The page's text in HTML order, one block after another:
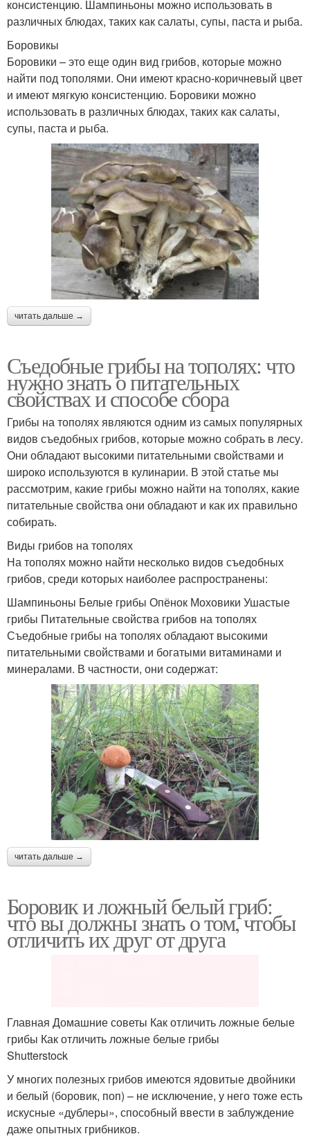
консистенцию. Шампиньоны можно использовать в
различных блюдах, таких как салаты, супы, паста и рыба.
Боровикы
Боровики – это еще один вид грибов, которые можно
найти под тополями. Они имеют красно-коричневый цвет
и имеют мягкую консистенцию. Боровики можно
использовать в различных блюдах, таких как салаты,
супы, паста и рыба.
читать дальше →
Съедобные грибы на тополях: что
нужно знать о питательных
свойствах и способе сбора
Грибы на тополях являются одним из самых популярных
видов съедобных грибов, которые можно собрать в лесу.
Они обладают высокими питательными свойствами и
широко используются в кулинарии. В этой статье мы
рассмотрим, какие грибы можно найти на тополях, какие
питательные свойства они обладают и как их правильно
собирать.
Виды грибов на тополях
На тополях можно найти несколько видов съедобных
грибов, среди которых наиболее распространены:
Шампиньоны Белые грибы Опёнок Моховики Ушастые
грибы Питательные свойства грибов на тополях
Съедобные грибы на тополях обладают высокими
питательными свойствами и богатыми витаминами и
минералами. В частности, они содержат:
читать дальше →
Боровик и ложный белый гриб:
что вы должны знать о том, чтобы
отличить их друг от друга
Главная Домашние советы Как отличить ложные белые
грибы Как отличить ложные белые грибы
Shutterstock
У многих полезных грибов имеются ядовитые двойники
и белый (боровик, поп) – не исключение, у него тоже есть
искусные «дублеры», способный ввести в заблуждение
даже опытных грибников.